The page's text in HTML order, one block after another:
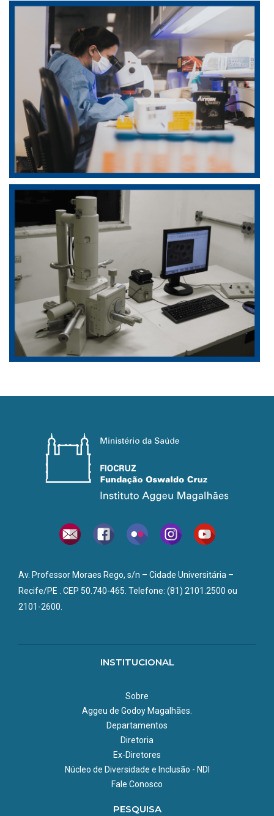
Av. Professor Moraes Rego, s/n – Cidade Universitária –
Recife/PE . CEP 50.740-465. Telefone: (81) 2101.2500 ou
2101-2600.
INSTITUCIONAL
Sobre
Aggeu de Godoy Magalhães.
Departamentos
Diretoria
Ex-Diretores
Núcleo de Diversidade e Inclusão - NDI
Fale Conosco
PESQUISA